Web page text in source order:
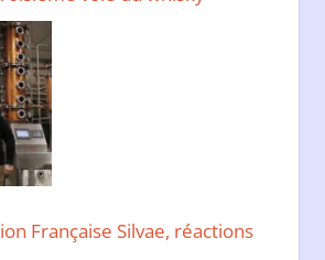
Française Silvae, réactions